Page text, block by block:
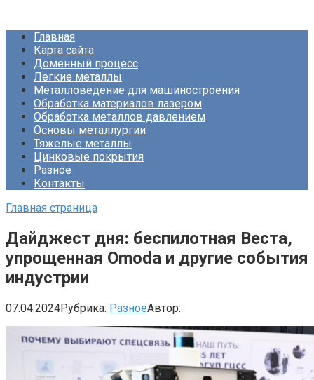
контентуГлавная
Карта сайта
Доменный процесс
Легкие металлы
Металловедение для машиностроения
Обработка материалов лазером
Обработка металлов давлением
Основы металлургии
Тяжелые металлы
Цинковые покрытия
Разное
Контакты
Главная страница
Дайджест дня: беспилотная Веста,
упрощенная Omoda и другие события
индустрии
07.04.2024Рубрика: РазноеАвтор: